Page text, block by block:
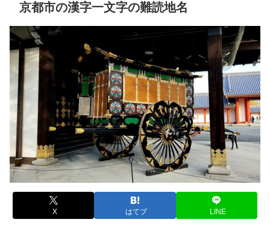
京都市の漢字一文字の難読地名
X はてブ LINE